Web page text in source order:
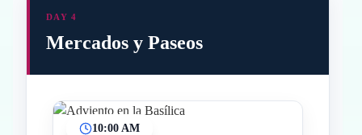
DAY 4
Mercados y Paseos
10:00 AM